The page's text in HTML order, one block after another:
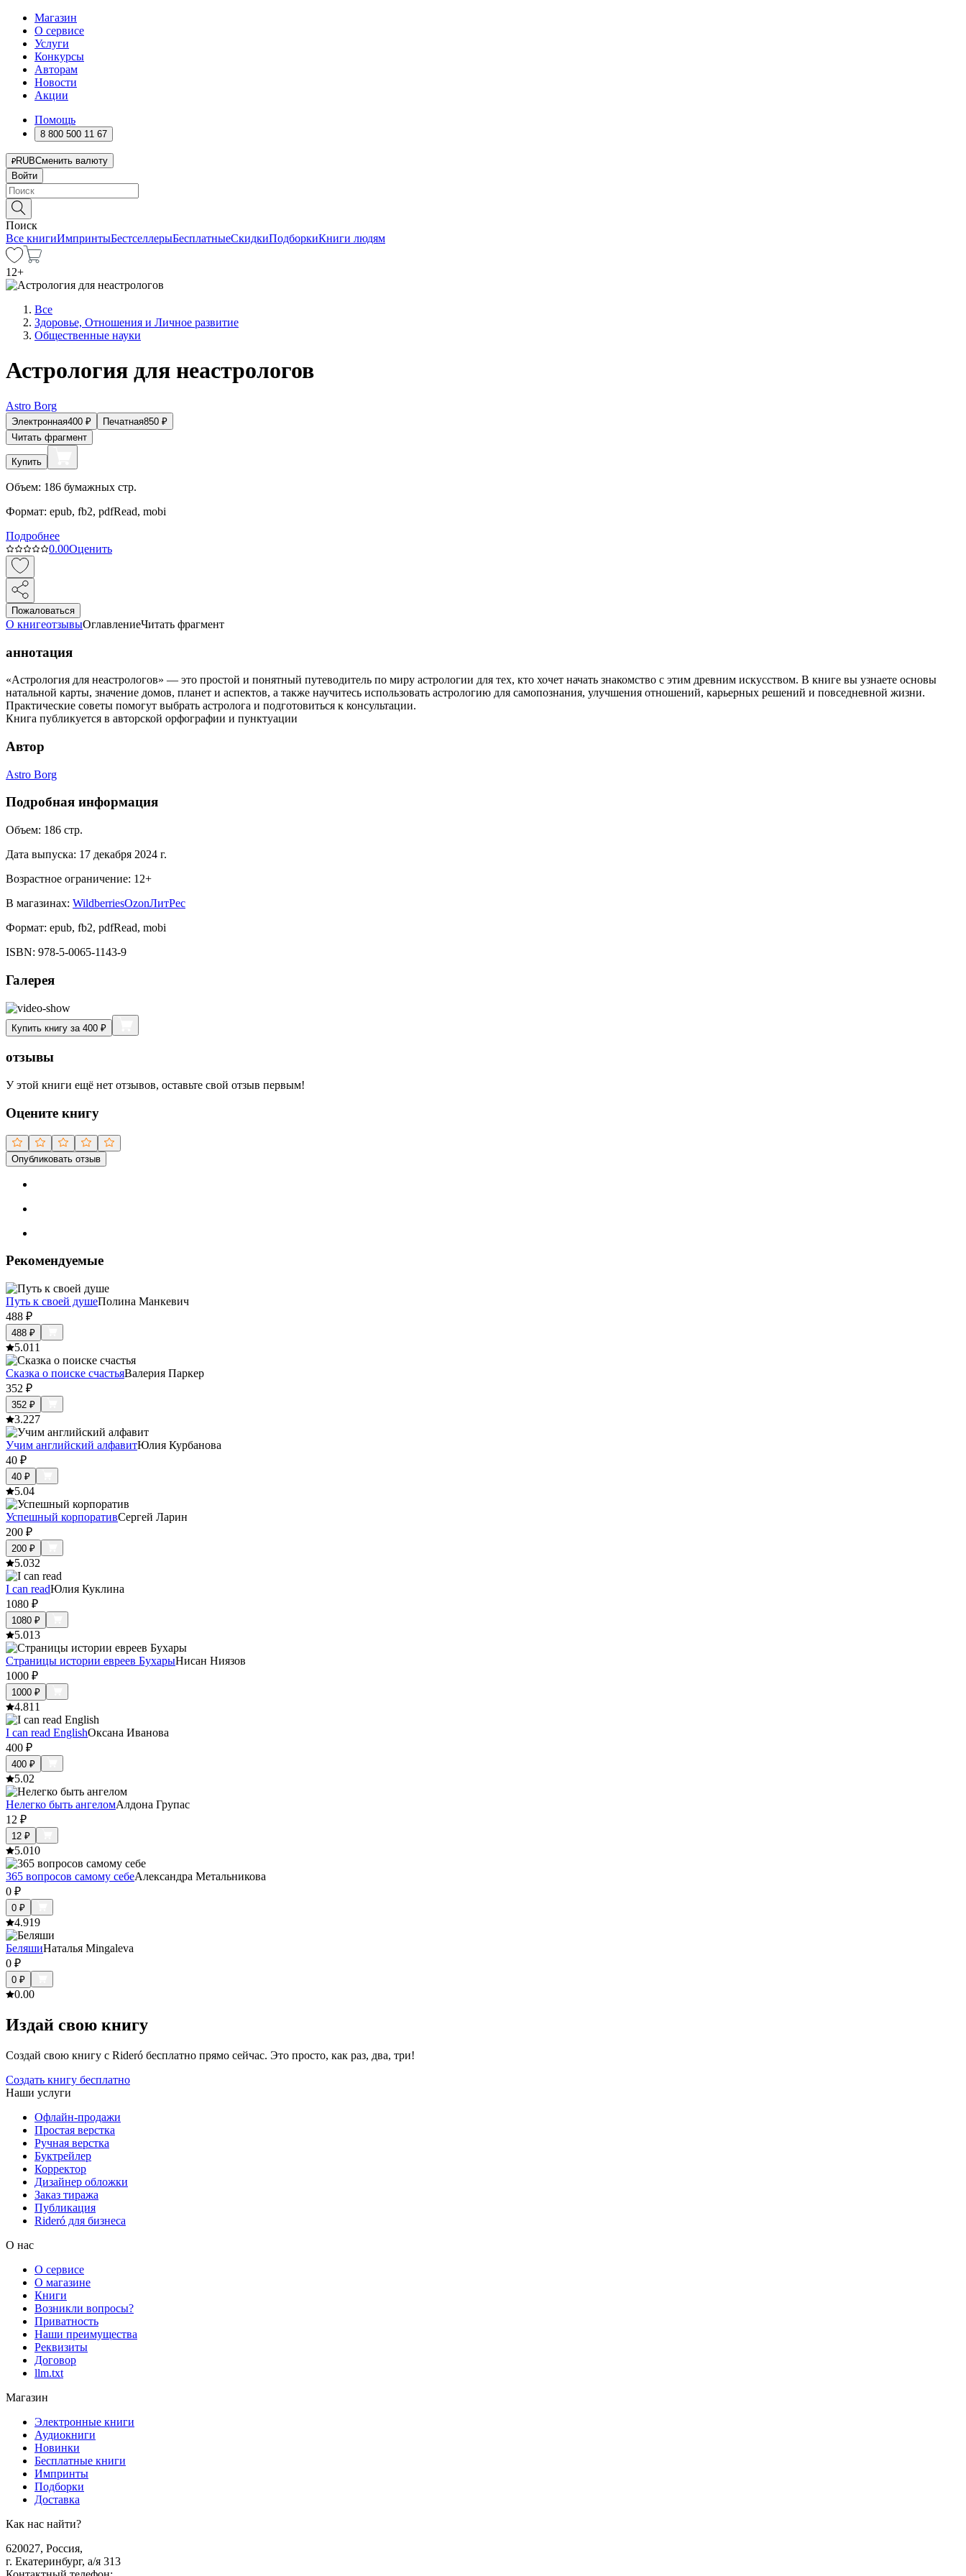
Магазин
О сервисе
Услуги
Конкурсы
Авторам
Новости
Акции
Помощь
8 800 500 11 67
RUBСменить валюту
Войти
Поиск
Все книгиИмпринтыБестселлерыБесплатныеСкидкиПодборкиКниги людям
12+
Все
Здоровье, Отношения и Личное развитие
Общественные науки
Астрология для неастрологов
Astro Borg
Электронная400 ₽ Печатная850 ₽
Читать фрагмент
Купить
Объем: 186 бумажных стр.
Формат: epub, fb2, pdfRead, mobi
Подробнее
0.00Оценить
Пожаловаться
О книгеотзывыОглавлениеЧитать фрагмент
аннотация
«Астрология для неастрологов» — это простой и понятный путеводитель по миру астрологии для тех, кто хочет начать знакомство с этим древним искусством. В книге вы узнаете основы
натальной карты, значение домов, планет и аспектов, а также научитесь использовать астрологию для самопознания, улучшения отношений, карьерных решений и повседневной жизни.
Практические советы помогут выбрать астролога и подготовиться к консультации.
Книга публикуется в авторской орфографии и пунктуации
Автор
Astro Borg
Подробная информация
Объем: 186 стр.
Дата выпуска: 17 декабря 2024 г.
Возрастное ограничение: 12+
В магазинах: WildberriesOzonЛитРес
Формат: epub, fb2, pdfRead, mobi
ISBN: 978-5-0065-1143-9
Галерея
Купить книгу за 400 ₽
отзывы
У этой книги ещё нет отзывов, оставьте свой отзыв первым!
Оцените книгу
Опубликовать отзыв
Рекомендуемые
Путь к своей душеПолина Манкевич
488 ₽
488 ₽
5.011
Сказка о поиске счастьяВалерия Паркер
352 ₽
352 ₽
3.227
Учим английский алфавитЮлия Курбанова
40 ₽
40 ₽
5.04
Успешный корпоративСергей Ларин
200 ₽
200 ₽
5.032
I can readЮлия Куклина
1080 ₽
1080 ₽
5.013
Страницы истории евреев БухарыНисан Ниязов
1000 ₽
1000 ₽
4.811
I can read EnglishОксана Иванова
400 ₽
400 ₽
5.02
Нелегко быть ангеломАлдона Групас
12 ₽
12 ₽
5.010
365 вопросов самому себеАлександра Метальникова
0 ₽
0 ₽
4.919
БеляшиНаталья Mingaleva
0 ₽
0 ₽
0.00
Издай свою книгу
Создай свою книгу с Rideró бесплатно прямо сейчас. Это просто, как раз, два, три!
Создать книгу бесплатно
Наши услуги
Офлайн-продажи
Простая верстка
Ручная верстка
Буктрейлер
Корректор
Дизайнер обложки
Заказ тиража
Публикация
Rideró для бизнеса
О нас
О сервисе
О магазине
Книги
Возникли вопросы?
Приватность
Наши преимущества
Реквизиты
Договор
llm.txt
Магазин
Электронные книги
Аудиокниги
Новинки
Бесплатные книги
Импринты
Подборки
Доставка
Как нас найти?
620027, Россия,
г. Екатеринбург, а/я 313